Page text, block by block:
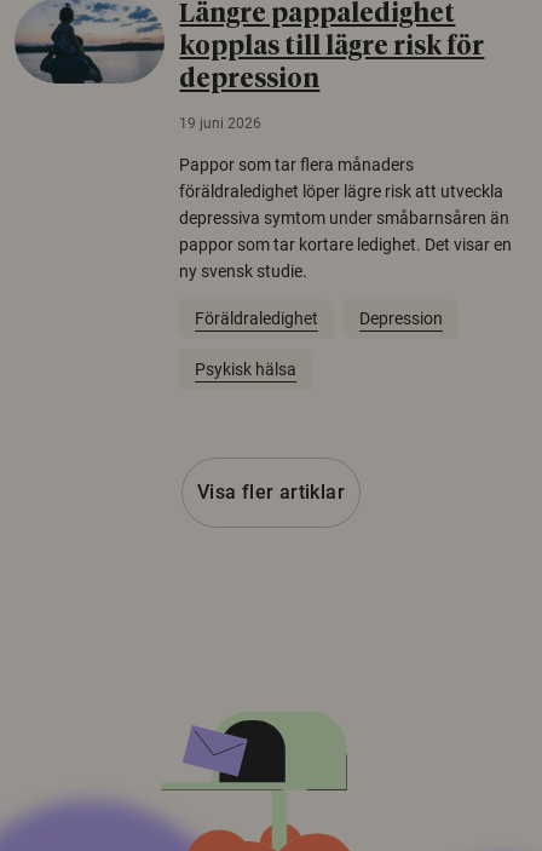
Längre pappaledighet
kopplas till lägre risk för
depression
19 juni 2026
Pappor som tar flera månaders
föräldraledighet löper lägre risk att utveckla
depressiva symtom under småbarnsåren än
pappor som tar kortare ledighet. Det visar en
ny svensk studie.
Föräldraledighet Depression
Psykisk hälsa
Visa fler artiklar